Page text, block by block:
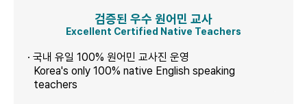
검증된 우수 원어민 교사
Excellent Certified Native Teachers
· 국내 유일 100% 원어민 교사진 운영
Korea's only 100% native English speaking
teachers